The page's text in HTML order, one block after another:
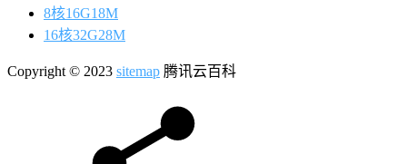
8核16G18M
16核32G28M
Copyright © 2023 sitemap 腾讯云百科